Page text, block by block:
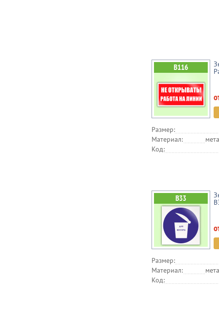
Размер:
Материал:
Код:
Размер:
Материал:
Код: